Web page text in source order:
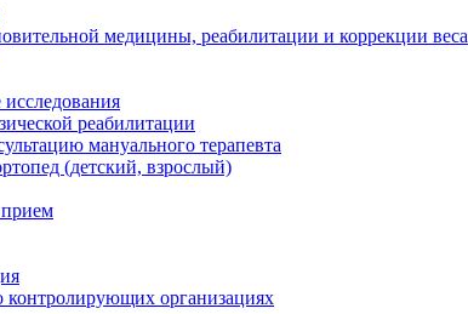
медицины, реабилитации и коррекции веса
реабилитации
мануального терапевта
(детский, взрослый)
прием
организациях